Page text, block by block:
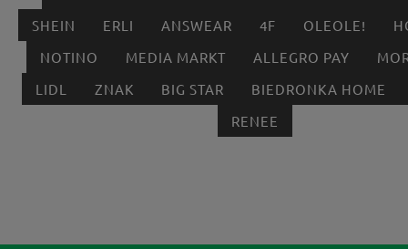
SHEIN
ERLI ANSWEAR 4F OLEOLE!
NOTINO
MEDIA MARKT ALLEGRO PAY
LIDL
ZNAK BIG STAR
BIEDRONKA HOME
RENEE